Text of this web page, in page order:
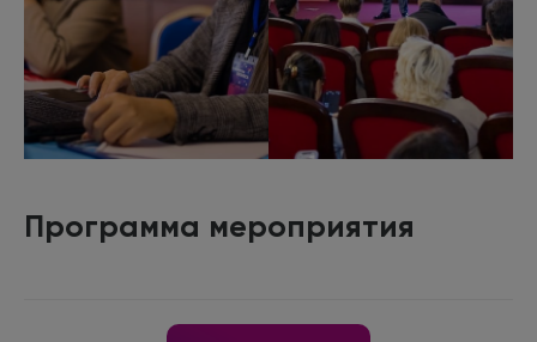
Программа мероприятия